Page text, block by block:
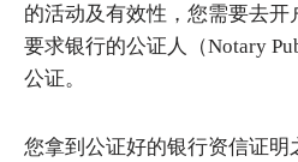
的活动及有效性，您需要去
要求银行的公证人（Notary
公证。
您拿到公证好的银行资信证明